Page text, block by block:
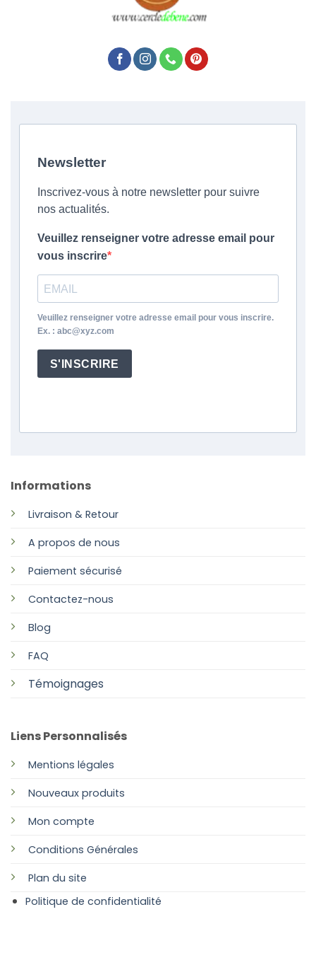
Informations
Livraison & Retour
A propos de nous
Paiement sécurisé
Contactez-nous
Blog
FAQ
Témoignages
Liens Personnalisés
Mentions légales
Nouveaux produits
Mon compte
Conditions Générales
Plan du site
Politique de confidentialité
Newsletter
Inscrivez-vous à notre newsletter pour suivre
nos actualités.
Veuillez renseigner votre adresse email pour
vous inscrire
Veuillez renseigner votre adresse email pour vous inscrire.
Ex. : abc@xyz.com
S'INSCRIRE